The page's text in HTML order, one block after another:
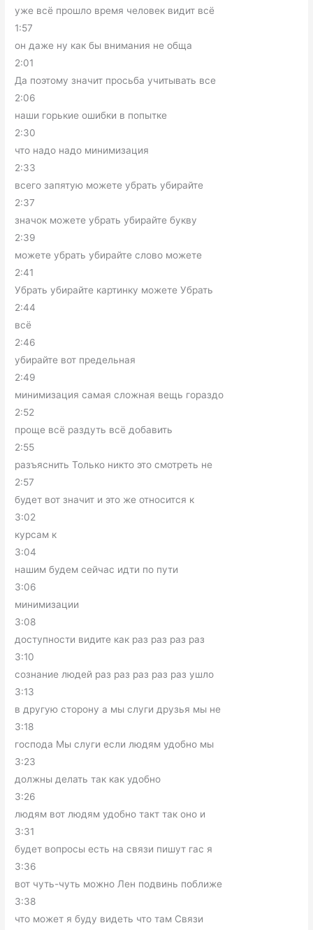
уже всё прошло время человек видит всё
1:57
он даже ну как бы внимания не обща
2:01
Да поэтому значит просьба учитывать все
2:06
наши горькие ошибки в попытке
2:30
что надо надо минимизация
2:33
всего запятую можете убрать убирайте
2:37
значок можете убрать убирайте букву
2:39
можете убрать убирайте слово можете
2:41
Убрать убирайте картинку можете Убрать
2:44
всё
2:46
убирайте вот предельная
2:49
минимизация самая сложная вещь гораздо
2:52
проще всё раздуть всё добавить
2:55
разъяснить Только никто это смотреть не
2:57
будет вот значит и это же относится к
3:02
курсам к
3:04
нашим будем сейчас идти по пути
3:06
минимизации
3:08
доступности видите как раз раз раз раз
3:10
сознание людей раз раз раз раз раз ушло
3:13
в другую сторону а мы слуги друзья мы не
3:18
господа Мы слуги если людям удобно мы
3:23
должны делать так как удобно
3:26
людям вот людям удобно такт так оно и
3:31
будет вопросы есть на связи пишут гас я
3:36
вот чуть-чуть можно Лен подвинь поближе
3:38
что может я буду видеть что там Связи